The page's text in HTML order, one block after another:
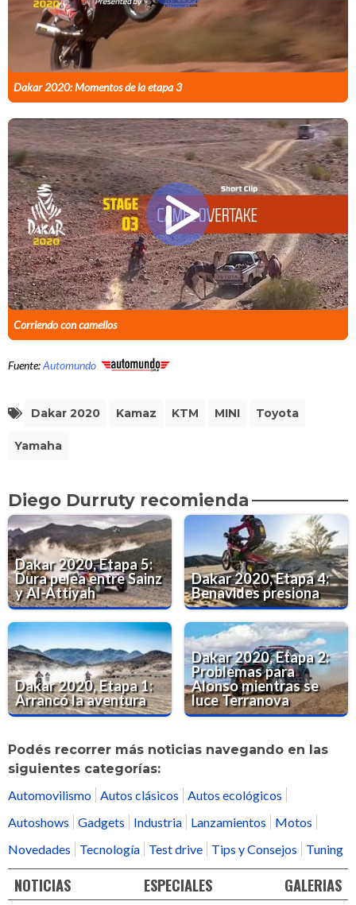
Dakar 2020: Momentos de la etapa 3
Corriendo con camellos
Fuente:Automundo
Dakar 2020 Kamaz KTM MINI Toyota
Yamaha
Diego Durruty recomienda
Dakar 2020, Etapa 5:
Dura pelea entre Sainz
y Al-Attiyah
Dakar 2020, Etapa 4:
Benavides presiona
Dakar 2020, Etapa 1:
Arrancó la aventura
Dakar 2020, Etapa 2:
Problemas para
Alonso mientras se
luce Terranova
Podés recorrer más noticias navegando en las
siguientes categorías:
Automovilismo Autos clásicos
Autos ecológicos
Autoshows
Gadgets Industria Lanzamientos
Motos
Novedades
Tecnología Test drive Tips y Consejos Tuning
NOTICIAS ESPECIALES GALERIAS